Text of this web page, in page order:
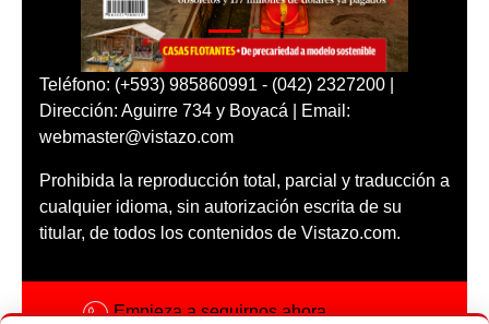
Teléfono: (+593) 985860991 - (042) 2327200 |
Dirección: Aguirre 734 y Boyacá | Email:
webmaster@vistazo.com
Prohibida la reproducción total, parcial y traducción a
cualquier idioma, sin autorización escrita de su
titular, de todos los contenidos de Vistazo.com.
Empieza a seguirnos ahora